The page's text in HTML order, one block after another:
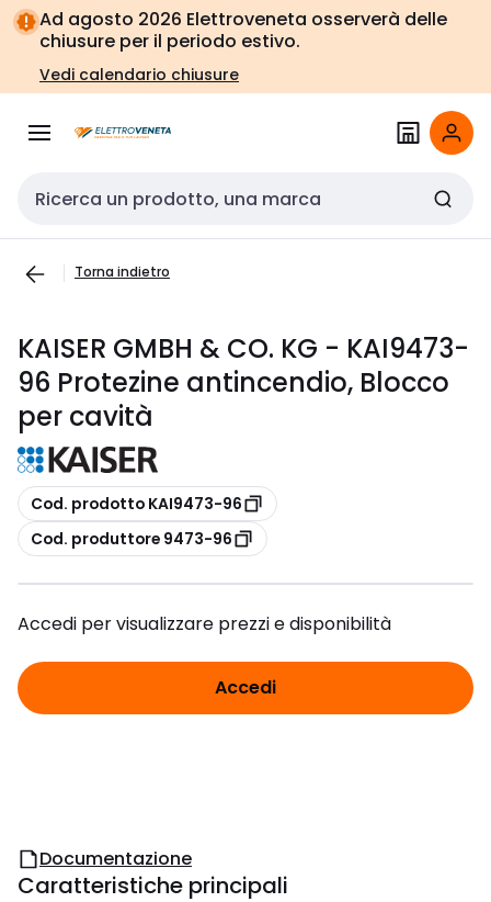
Vai alla
navigazione
Vai
alla
pagina
Ad agosto 2026 Elettroveneta osserverà delle
chiusure per il periodo estivo.
Vedi calendario chiusure
Cerca input
Torna indietro
KAISER GMBH & CO. KG - KAI9473-
96 Protezine antincendio, Blocco
per cavità
copia
Cod. prodotto KAI9473-96
copia
Cod. produttore 9473-96
Accedi per visualizzare prezzi e disponibilità
Accedi
Documentazione
Caratteristiche principali